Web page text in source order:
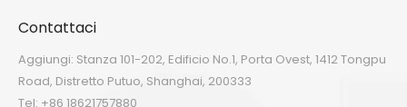
Contattaci
Aggiungi: Stanza 101-202, Edificio No.1, Porta Ovest, 1412 Tongpu
Road, Distretto Putuo, Shanghai, 200333
Tel: +86 18621757880